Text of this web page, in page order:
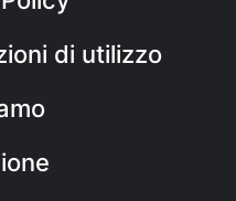
di utilizzo